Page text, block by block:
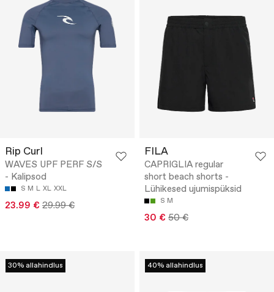
Rip Curl
WAVES UPF PERF S/S
- Kalipsod
S M L XL XXL
23.99 € 29.99 €
FILA
CAPRIGLIA regular
short beach shorts -
Lühikesed ujumispüksid
S M
30 € 50 €
30% allahindlus 40% allahindlus